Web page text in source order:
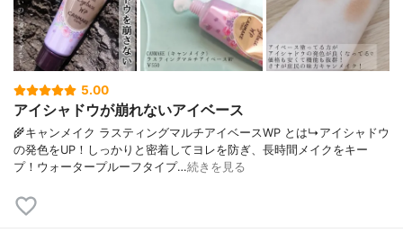
5.00
アイシャドウが崩れないアイベース
🌾キャンメイク ラスティングマルチアイベースWP とは↳アイシャドウ
の発色をUP！しっかりと密着してヨレを防ぎ、長時間メイクをキー
プ！ウォータープルーフタイプ…続きを見る